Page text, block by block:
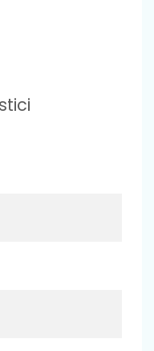
la
să exploreze
datorită